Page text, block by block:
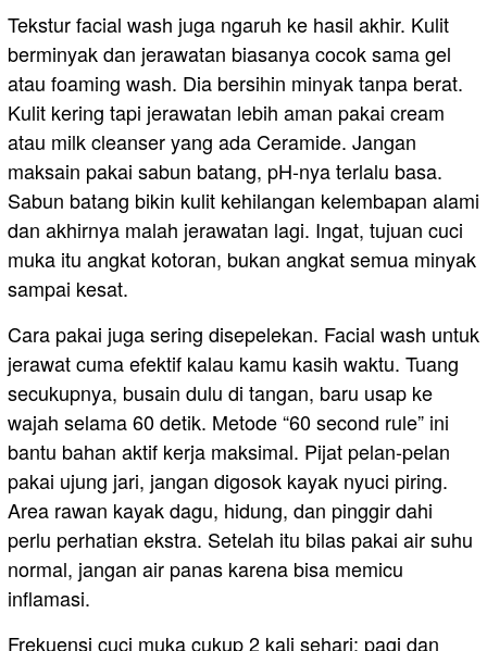
Tekstur facial wash juga ngaruh ke hasil akhir. Kulit
berminyak dan jerawatan biasanya cocok sama gel
atau foaming wash. Dia bersihin minyak tanpa berat.
Kulit kering tapi jerawatan lebih aman pakai cream
atau milk cleanser yang ada Ceramide. Jangan
maksain pakai sabun batang, pH-nya terlalu basa.
Sabun batang bikin kulit kehilangan kelembapan alami
dan akhirnya malah jerawatan lagi. Ingat, tujuan cuci
muka itu angkat kotoran, bukan angkat semua minyak
sampai kesat.
Cara pakai juga sering disepelekan. Facial wash untuk
jerawat cuma efektif kalau kamu kasih waktu. Tuang
secukupnya, busain dulu di tangan, baru usap ke
wajah selama 60 detik. Metode “60 second rule” ini
bantu bahan aktif kerja maksimal. Pijat pelan-pelan
pakai ujung jari, jangan digosok kayak nyuci piring.
Area rawan kayak dagu, hidung, dan pinggir dahi
perlu perhatian ekstra. Setelah itu bilas pakai air suhu
normal, jangan air panas karena bisa memicu
inflamasi.
Frekuensi cuci muka cukup 2 kali sehari: pagi dan